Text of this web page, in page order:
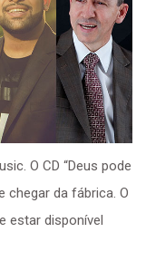
O CD “Deus pode
chegar da fábrica. O
estar disponível